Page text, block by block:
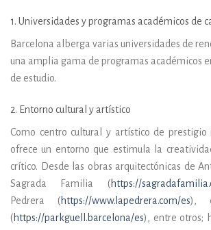
1. Universidades y programas académicos de
Barcelona alberga varias universidades de
una amplia gama de programas académicos
de estudio.
2. Entorno cultural y artístico
Como centro cultural y artístico de prestigio
ofrece un entorno que estimula la
crítico. Desde las obras arquitectónicas de
Sagrada Familia (https://
Pedrera (https://www.lapedrera.com/es),
(https://parkguell.barcelona/es) , entre otros;